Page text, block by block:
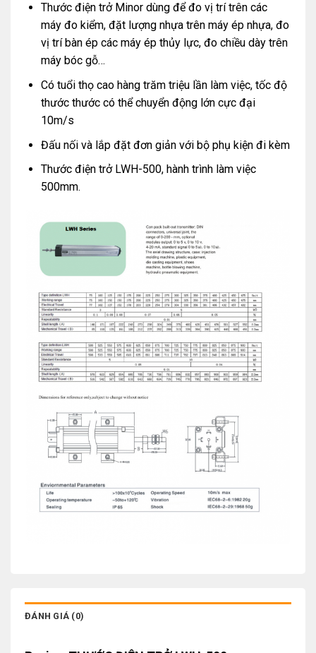
Thước điện trở Minor dùng để đo vị trí trên các
máy đo kiểm, đặt lượng nhựa trên máy ép nhựa, đo
vị trí bàn ép các máy ép thủy lực, đo chiều dày trên
máy bóc gỗ…
Có tuổi thọ cao hàng trăm triệu lần làm việc, tốc độ
thước thước có thể chuyển động lớn cực đại
10m/s
Đấu nối và lắp đặt đơn giản với bộ phụ kiện đi kèm
Thước điện trở LWH-500, hành trình làm việc
500mm.
ĐÁNH GIÁ (0)